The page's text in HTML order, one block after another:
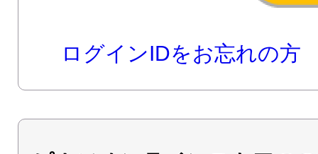
ログインIDをお忘れの方